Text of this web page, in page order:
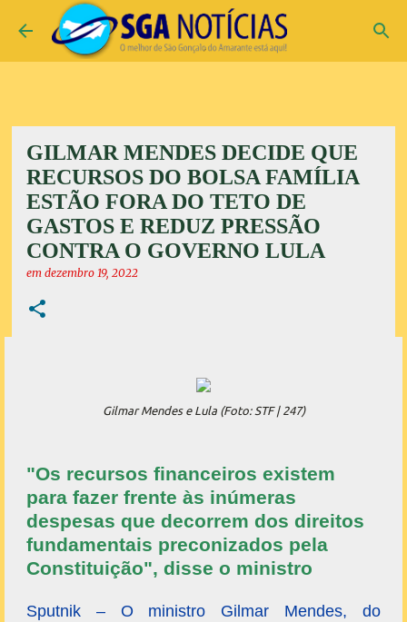
Pular para o conteúdo principal
GILMAR MENDES DECIDE QUE
RECURSOS DO BOLSA FAMÍLIA
ESTÃO FORA DO TETO DE
GASTOS E REDUZ PRESSÃO
CONTRA O GOVERNO LULA
em dezembro 19, 2022
Gilmar Mendes e Lula (Foto: STF | 247)
"Os recursos financeiros existem
para fazer frente às inúmeras
despesas que decorrem dos direitos
fundamentais preconizados pela
Constituição", disse o ministro
Sputnik – O ministro Gilmar Mendes, do